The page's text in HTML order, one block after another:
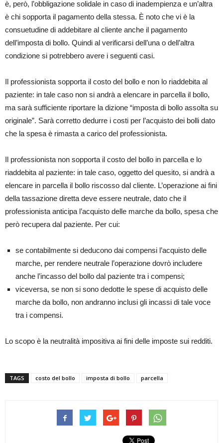
è, però, l’obbligazione solidale in caso di inadempienza e un’altra
è chi sopporta il pagamento della stessa. È noto che vi è la
consuetudine di addebitare al cliente anche il pagamento
dell’imposta di bollo. Quindi al verificarsi dell’una o dell’altra
condizione si potrebbero avere i seguenti casi.
Il professionista sopporta il costo del bollo e non lo riaddebita al
paziente: in tale caso non si andrà a elencare in parcella il bollo,
ma sarà sufficiente riportare la dizione “imposta di bollo assolta su
originale”. Sarà corretto dedurre i costi per l’acquisto dei bolli dato
che la spesa è rimasta a carico del professionista.
Il professionista non sopporta il costo del bollo in parcella e lo
riaddebita al paziente: in tale caso, oggetto del quesito, si andrà a
elencare in parcella il bollo riscosso dal cliente. L’operazione ai fini
della tassazione diretta deve essere neutrale, dato che il
professionista anticipa l’acquisto delle marche da bollo, spesa che
però recupera dal paziente. Per cui:
se contabilmente si deducono dai compensi l’acquisto delle
marche, per rendere neutrale l’operazione dovrò includere
anche l’incasso del bollo dal paziente tra i compensi;
viceversa, se non si sono dedotte le spese di acquisto delle
marche da bollo, non andranno inclusi gli incassi di tale voce
tra i compensi.
Lo scopo è la neutralità impositiva ai fini delle imposte sui redditi.
TAGS costo del bollo imposta di bollo parcella